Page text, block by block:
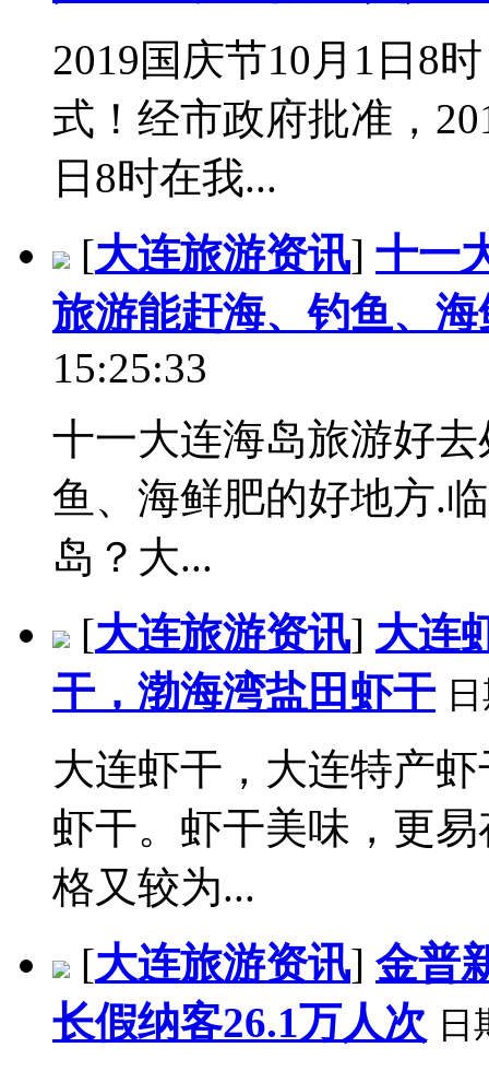
2019国庆节10月1日8
式！经市政府批准，
日8时在我...
[大连旅游资讯] 十一
旅游能赶海、钓鱼、
15:25:33
十一大连海岛旅游好
鱼、海鲜肥的好地方.
岛？大...
[大连旅游资讯] 大连
干，渤海湾盐田虾干
大连虾干，大连特产
虾干。虾干美味，更
格又较为...
[大连旅游资讯] 金普
长假纳客26.1万人次 日